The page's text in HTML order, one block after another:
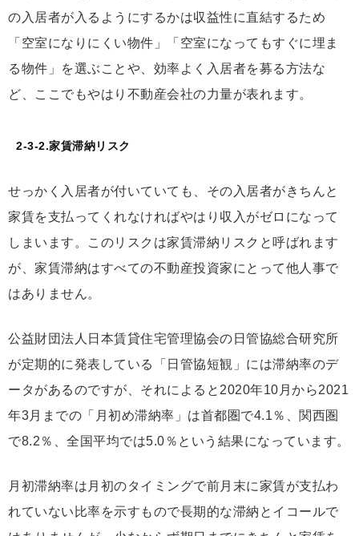
の入居者が入るようにするかは収益性に直結するため
「空室になりにくい物件」「空室になってもすぐに埋ま
る物件」を選ぶことや、効率よく入居者を募る方法な
ど、ここでもやはり不動産会社の力量が表れます。
2-3-2.家賃滞納リスク
せっかく入居者が付いていても、その入居者がきちんと
家賃を支払ってくれなければやはり収入がゼロになって
しまいます。このリスクは家賃滞納リスクと呼ばれます
が、家賃滞納はすべての不動産投資家にとって他人事で
はありません。
公益財団法人日本賃貸住宅管理協会の日管協総合研究所
が定期的に発表している「日管協短観」には滞納率のデ
ータがあるのですが、それによると2020年10月から2021
年3月までの「月初め滞納率」は首都圏で4.1％、関西圏
で8.2％、全国平均では5.0％という結果になっています。
月初滞納率は月初のタイミングで前月末に家賃が支払わ
れていない比率を示すもので長期的な滞納とイコールで